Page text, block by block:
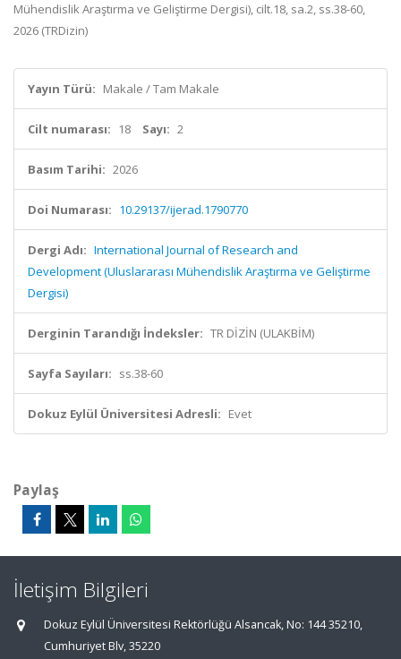
Mühendislik Araştırma ve Geliştirme Dergisi), cilt.18, sa.2, ss.38-60,
2026 (TRDizin)
Yayın Türü: Makale / Tam Makale
Cilt numarası: 18 Sayı: 2
Basım Tarihi: 2026
Doi Numarası: 10.29137/ijerad.1790770
Dergi Adı: International Journal of Research and
Development (Uluslararası Mühendislik Araştırma ve Geliştirme
Dergisi)
Derginin Tarandığı İndeksler: TR DİZİN (ULAKBİM)
Sayfa Sayıları: ss.38-60
Dokuz Eylül Üniversitesi Adresli: Evet
Paylaş
İletişim Bilgileri
Dokuz Eylül Üniversitesi Rektörlüğü Alsancak, No: 144 35210,
Cumhuriyet Blv, 35220